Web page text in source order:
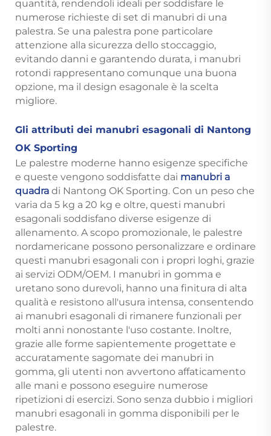
quantità, rendendoli ideali per soddisfare le
numerose richieste di set di manubri di una
palestra. Se una palestra pone particolare
attenzione alla sicurezza dello stoccaggio,
evitando danni e garantendo durata, i manubri
rotondi rappresentano comunque una buona
opzione, ma il design esagonale è la scelta
migliore.
Gli attributi dei manubri esagonali di Nantong
OK Sporting
Le palestre moderne hanno esigenze specifiche
e queste vengono soddisfatte dai manubri a
quadra di Nantong OK Sporting. Con un peso che
varia da 5 kg a 20 kg e oltre, questi manubri
esagonali soddisfano diverse esigenze di
allenamento. A scopo promozionale, le palestre
nordamericane possono personalizzare e ordinare
questi manubri esagonali con i propri loghi, grazie
ai servizi ODM/OEM. I manubri in gomma e
uretano sono durevoli, hanno una finitura di alta
qualità e resistono all'usura intensa, consentendo
ai manubri esagonali di rimanere funzionali per
molti anni nonostante l'uso costante. Inoltre,
grazie alle forme sapientemente progettate e
accuratamente sagomate dei manubri in
gomma, gli utenti non avvertono affaticamento
alle mani e possono eseguire numerose
ripetizioni di esercizi. Sono senza dubbio i migliori
manubri esagonali in gomma disponibili per le
palestre.